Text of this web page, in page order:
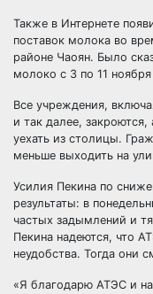
Также в Интернете
поставок молока во
районе Чаоян. Было
молоко с 3 по 11
Все учреждения,
и так далее,
уехать из столицы.
меньше выходить на
Усилия Пекина по
результаты: в
частых задымлений и
Пекина надеются, что
неудобства. Тогда они
«Я благодарю АТЭС и